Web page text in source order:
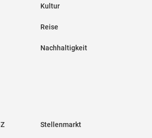
Kultur
Reise
Nachhaltigkeit
Stellenmarkt